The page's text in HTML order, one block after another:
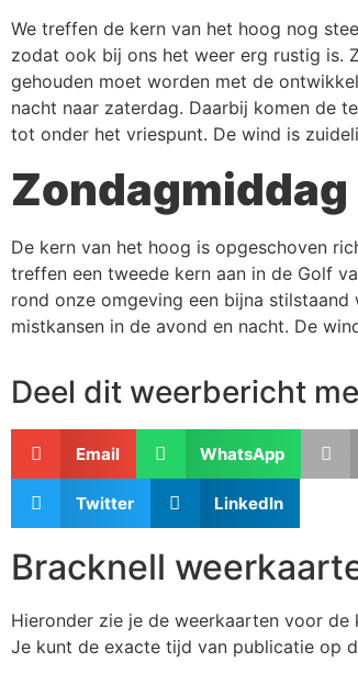
We treffen de kern van het hoog nog
zodat ook bij ons het weer erg rustig is.
gehouden moet worden met de
nacht naar zaterdag. Daarbij komen de
tot onder het vriespunt. De wind is
De kern van het hoog is opgeschoven
treffen een tweede kern aan in de Golf
rond onze omgeving een bijna
mistkansen in de avond en nacht. De
Deel dit weerbericht
Email WhatsApp
Twitter LinkedIn
Bracknell
Hieronder zie je de weerkaarten voor de
Je kunt de exacte tijd van publicatie op